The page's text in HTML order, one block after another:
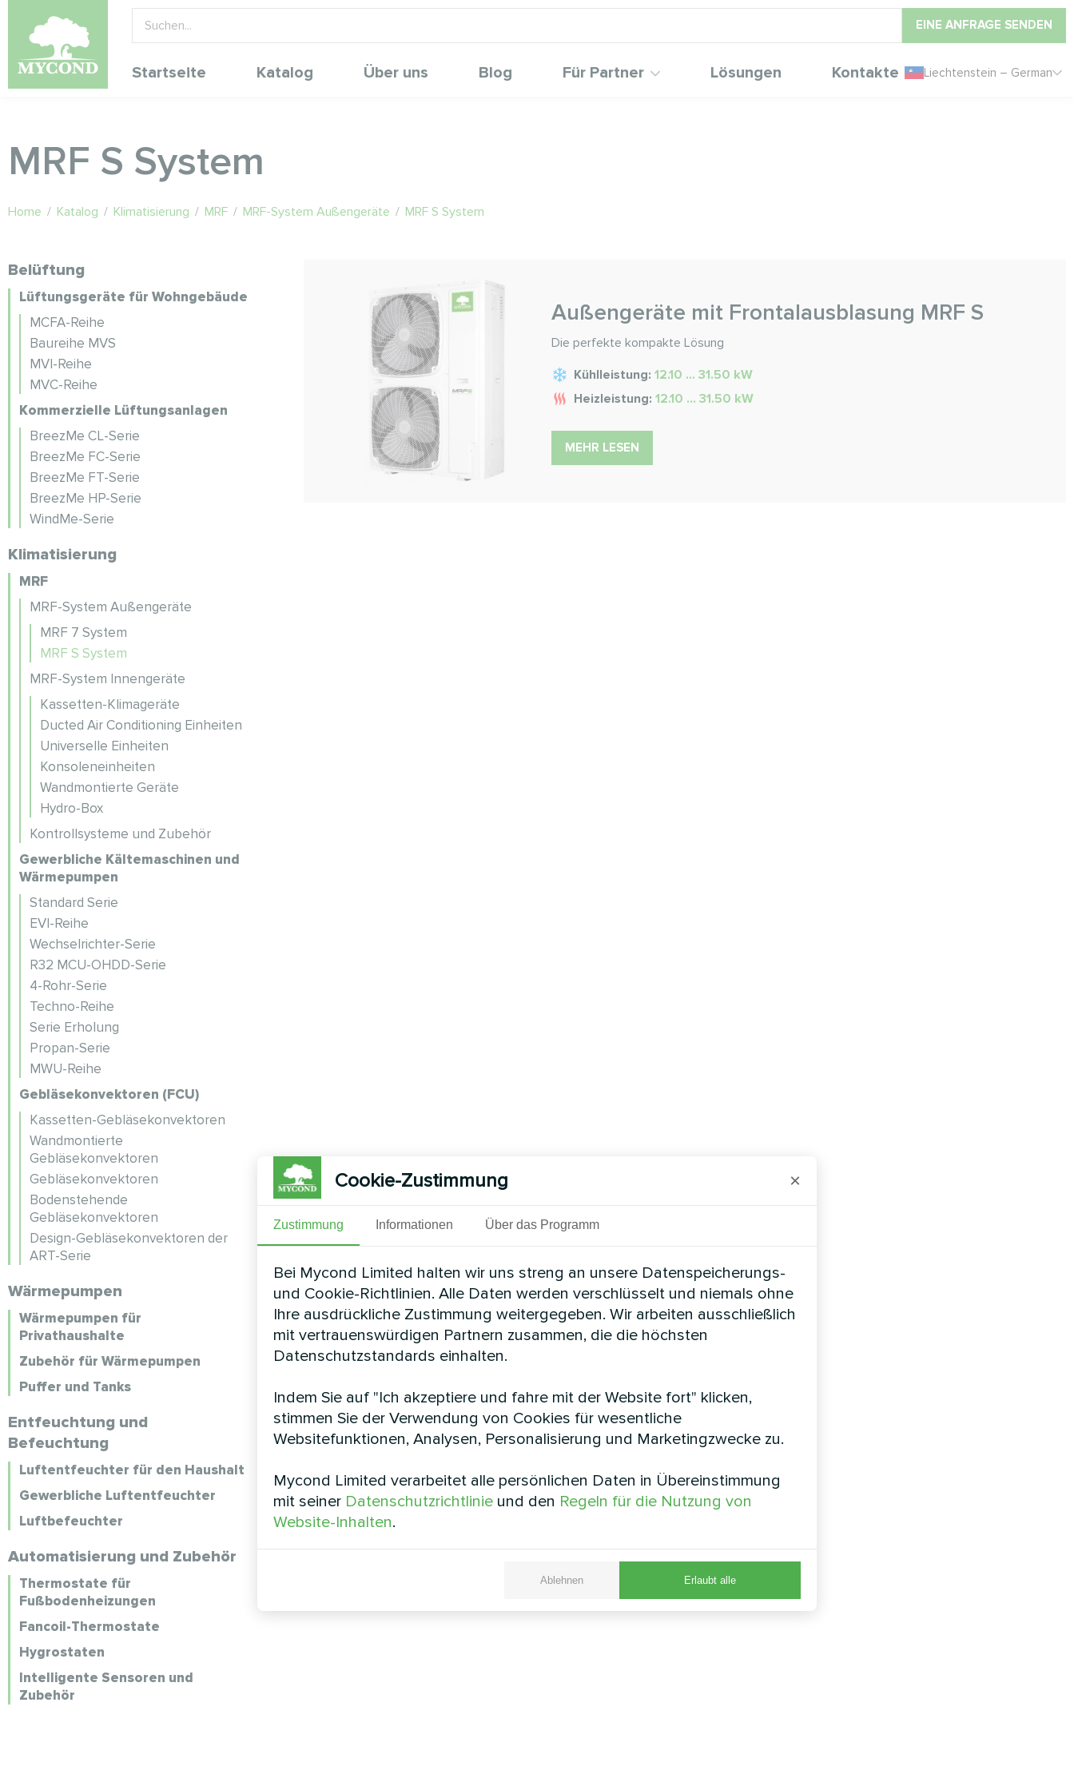
EINE ANFRAGE SENDEN
Startseite Katalog Über uns Blog Für Partner Lösungen Kontakte Liechtenstein – German
MRF S System
Home / Katalog / Klimatisierung / MRF / MRF-System Außengeräte / MRF S System
Belüftung
Lüftungsgeräte für Wohngebäude
MCFA-Reihe
Baureihe MVS
MVI-Reihe
MVC-Reihe
Kommerzielle Lüftungsanlagen
BreezMe CL-Serie
BreezMe FC-Serie
BreezMe FT-Serie
BreezMe HP-Serie
WindMe-Serie
Klimatisierung
MRF
MRF-System Außengeräte
MRF 7 System
MRF S System
MRF-System Innengeräte
Kassetten-Klimageräte
Ducted Air Conditioning Einheiten
Universelle Einheiten
Konsoleneinheiten
Wandmontierte Geräte
Hydro-Box
Kontrollsysteme und Zubehör
Gewerbliche Kältemaschinen und
Wärmepumpen
Standard Serie
EVI-Reihe
Wechselrichter-Serie
R32 MCU-OHDD-Serie
4-Rohr-Serie
Techno-Reihe
Serie Erholung
Propan-Serie
MWU-Reihe
Gebläsekonvektoren (FCU)
Kassetten-Gebläsekonvektoren
Wandmontierte
Gebläsekonvektoren
Gebläsekonvektoren
Bodenstehende
Gebläsekonvektoren
Design-Gebläsekonvektoren der
ART-Serie
Wärmepumpen
Wärmepumpen für
Privathaushalte
Zubehör für Wärmepumpen
Puffer und Tanks
Entfeuchtung und
Befeuchtung
Luftentfeuchter für den Haushalt
Gewerbliche Luftentfeuchter
Luftbefeuchter
Automatisierung und Zubehör
Thermostate für
Fußbodenheizungen
Fancoil-Thermostate
Hygrostaten
Intelligente Sensoren und
Zubehör
Außengeräte mit Frontalausblasung MRF S
Die perfekte kompakte Lösung
Kühlleistung: 12.10 ... 31.50 kW
Heizleistung: 12.10 ... 31.50 kW
MEHR LESEN
Cookie-Zustimmung ×
Zustimmung Informationen Über das Programm
Bei Mycond Limited halten wir uns streng an unsere Datenspeicherungs-
und Cookie-Richtlinien. Alle Daten werden verschlüsselt und niemals ohne
Ihre ausdrückliche Zustimmung weitergegeben. Wir arbeiten ausschließlich
mit vertrauenswürdigen Partnern zusammen, die die höchsten
Datenschutzstandards einhalten.
Indem Sie auf "Ich akzeptiere und fahre mit der Website fort" klicken,
stimmen Sie der Verwendung von Cookies für wesentliche
Websitefunktionen, Analysen, Personalisierung und Marketingzwecke zu.
Mycond Limited verarbeitet alle persönlichen Daten in Übereinstimmung
mit seiner Datenschutzrichtlinie und den Regeln für die Nutzung von
Website-Inhalten.
Ablehnen Erlaubt alle